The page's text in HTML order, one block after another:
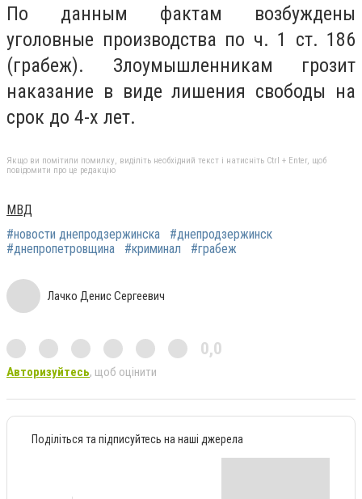
По данным фактам возбуждены
уголовные производства по ч. 1 ст. 186
(грабеж). Злоумышленникам грозит
наказание в виде лишения свободы на
срок до 4-х лет.
Якщо ви помітили помилку, виділіть необхідний текст і натисніть Ctrl + Enter, щоб
повідомити про це редакцію
МВД
#новости днепродзержинска
#днепродзержинск
#днепропетровщина
#криминал #грабеж
Лачко Денис Сергеевич
0,0
Авторизуйтесь, щоб оцінити
Поділіться та підписуйтесь на наші джерела